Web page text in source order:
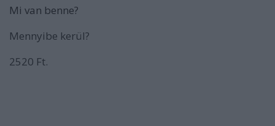
Mi van benne?
Mennyibe kerül?
2520 Ft.